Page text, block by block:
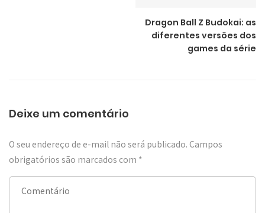
Dragon Ball Z Budokai: as
diferentes versões dos
games da série
Deixe um comentário
O seu endereço de e-mail não será publicado. Campos
obrigatórios são marcados com *